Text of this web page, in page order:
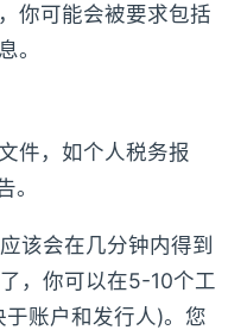
你可能会被要求包括
。
件，如个人税务报
。
该会在几分钟内得到
，你可以在5-10个工
账户和发行人)。您